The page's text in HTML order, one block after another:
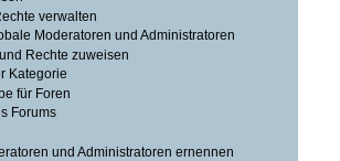
verwalten
Moderatoren und Administratoren
Rechte zuweisen
Kategorie
für Foren
Forums
und Administratoren ernennen